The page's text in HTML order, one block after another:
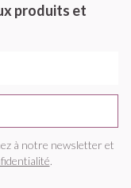
produits et
à notre newsletter et
.